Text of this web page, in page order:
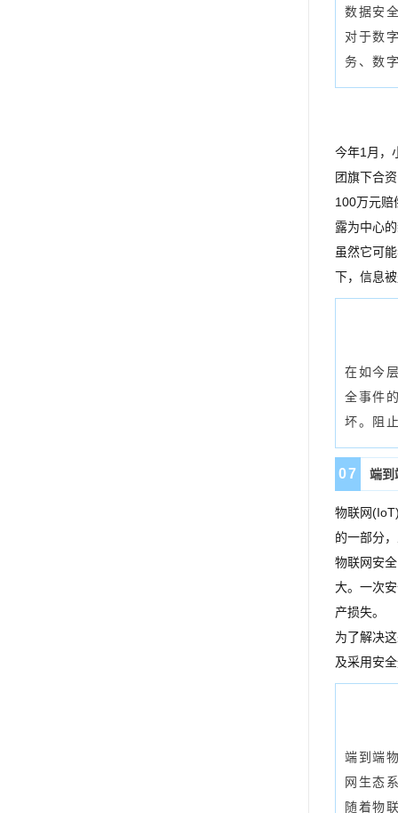
数据安
对于数
务、数
今年1月，
团旗下合
100万元赔
露为中心
虽然它可
下，信息
在如今
全事件
坏。阻
07 端到
物联网
的一部分
物联网安
大。一次
产损失。
为了解决
及采用安
端到端
网生态
随着物